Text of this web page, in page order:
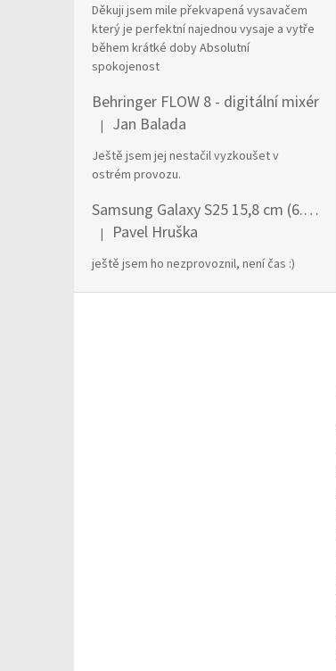
Děkuji jsem mile překvapená vysavačem
který je perfektní najednou vysaje a vytře
během krátké doby Absolutní
spokojenost
Behringer FLOW 8 - digitální mixér
Hodnocení produktu je 5 z 5 hvězdiček.
| Jan Balada
Ještě jsem jej nestačil vyzkoušet v
ostrém provozu.
Samsung Galaxy S25 15,8 cm (6.2") Dual SIM Android 15 5G USB typu C 12 GB 256 GB 4000 mAh Námořnická modrá
Hodnocení produktu je 1 z 5 hvězdiček.
| Pavel Hruška
ještě jsem ho nezprovoznil, není čas :)